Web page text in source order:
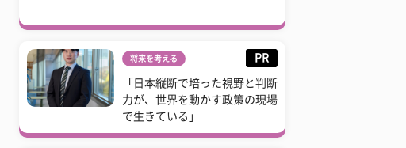
将来を考える PR
「日本縦断で培った視野と判断
力が、世界を動かす政策の現場
で生きている」